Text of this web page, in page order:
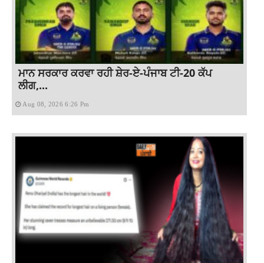
ਮਾਨ ਸਰਕਾਰ ਕਰਵਾ ਰਹੀ ਸ਼ੇਰ-ਏ-ਪੰਜਾਬ ਟੀ-20 ਕੱਪ
ਲੀਗ,...
Aug 08, 2026 6:26 Pm